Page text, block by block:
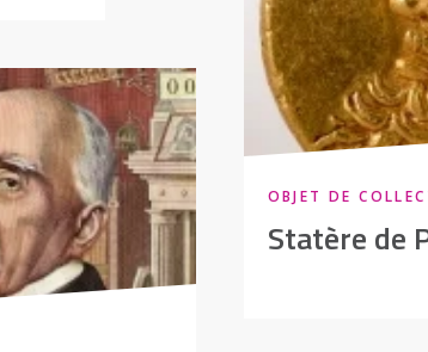
OBJET DE
Statère de